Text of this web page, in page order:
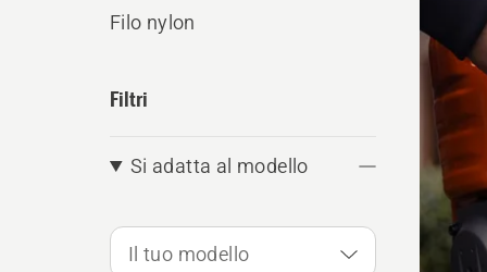
Filo nylon
Filtri
Si adatta al modello
Il tuo modello